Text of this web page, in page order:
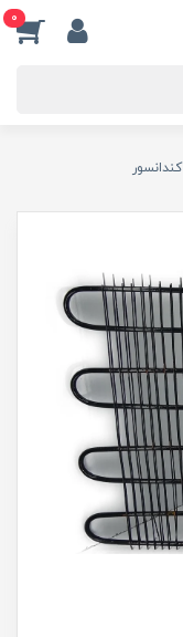
0
کندانسور